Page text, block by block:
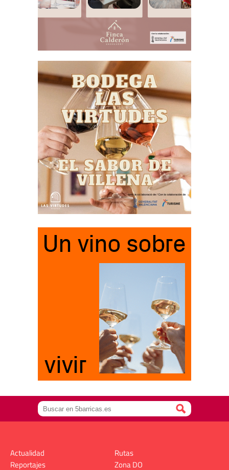
Actualidad
Reportajes
Rutas
Zona DO